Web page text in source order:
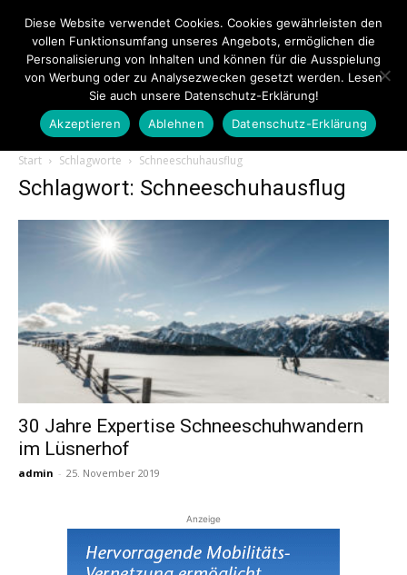
Touristiknews.de
Start Schlagworte Schneeschuhausflug
Schlagwort: Schneeschuhausflug
30 Jahre Expertise Schneeschuhwandern
im Lüsnerhof
admin - 25. November 2019
Anzeige
Diese Website verwendet Cookies. Cookies gewährleisten den
vollen Funktionsumfang unseres Angebots, ermöglichen die
Personalisierung von Inhalten und können für die Ausspielung
von Werbung oder zu Analysezwecken gesetzt werden. Lesen
Sie auch unsere Datenschutz-Erklärung!
Akzeptieren
Ablehnen Datenschutz-Erklärung